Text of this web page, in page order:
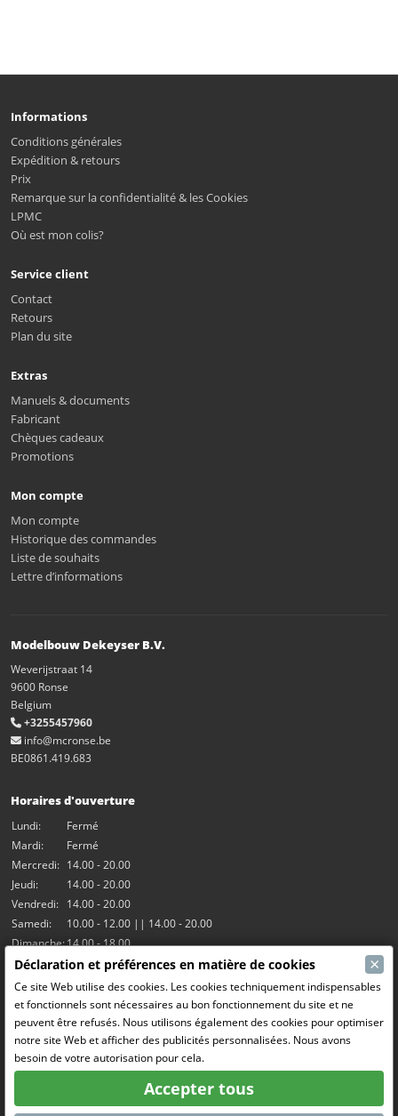
Informations
Conditions générales
Expédition & retours
Prix
Remarque sur la confidentialité & les Cookies
LPMC
Où est mon colis?
Service client
Contact
Retours
Plan du site
Extras
Manuels & documents
Fabricant
Chèques cadeaux
Promotions
Mon compte
Mon compte
Historique des commandes
Liste de souhaits
Lettre d’informations
Modelbouw Dekeyser B.V.
Weverijstraat 14
9600 Ronse
Belgium
+3255457960
info@mcronse.be
BE0861.419.683
Horaires d'ouverture
Lundi:
Fermé
Mardi:
Fermé
Mercredi: 14.00 - 20.00
Jeudi:
14.00 - 20.00
Vendredi: 14.00 - 20.00
Samedi:
10.00 - 12.00 || 14.00 - 20.00
Dimanche:14.00 - 18.00
Nos activités
Salle Hangar7
Le RC Drift
RC Bangers (Demolition Derby)
Fun and Friends
Médias sociaux
Déclaration et préférences en matière de cookies ×
Ce site Web utilise des cookies. Les cookies techniquement indispensables
et fonctionnels sont nécessaires au bon fonctionnement du site et ne
peuvent être refusés. Nous utilisons également des cookies pour optimiser
notre site Web et afficher des publicités personnalisées. Nous avons
besoin de votre autorisation pour cela.
Accepter tous